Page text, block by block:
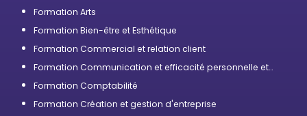
Formation Arts
Formation Bien-être et Esthétique
Formation Commercial et relation client
Formation Communication et efficacité personnelle et
Formation Comptabilité
Formation Création et gestion d'entreprise